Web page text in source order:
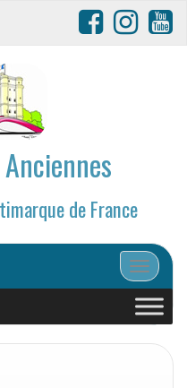
de France
Afficher/